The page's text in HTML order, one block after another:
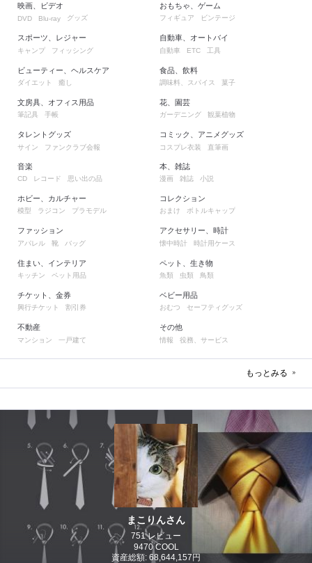
映画、ビデオ
DVD Blu-ray グッズ
スポーツ、レジャー
キャンプ フィッシング
ビューティー、ヘルスケア
ダイエット 癒し
文房具、オフィス用品
筆記具 手帳
タレントグッズ
サイン ファンクラブ会報
おもちゃ、ゲーム
フィギュア ビンテージ
自動車、オートバイ
自動車 ETC 工具
食品、飲料
調味料、スパイス 菓子
花、園芸
ガーデニング 観葉植物
コミック、アニメグッズ
コスプレ衣装 直筆画
音楽
CD レコード 思い出の品
ホビー、カルチャー
模型 ラジコン プラモデル
ファッション
アパレル 靴 バッグ
住まい、インテリア
キッチン ペット用品
チケット、金券
興行チケット 割引券
不動産
マンション 一戸建て
本、雑誌
漫画 雑誌 小説
コレクション
おまけ ボトルキャップ
アクセサリー、時計
懐中時計 時計用ケース
ペット、生き物
魚類 虫類 鳥類
ベビー用品
おむつ セーフティグッズ
その他
情報 役務、サービス
もっとみる
まこりんさん
751 レビュー
9470 COOL
資産総額: 68,644,157円